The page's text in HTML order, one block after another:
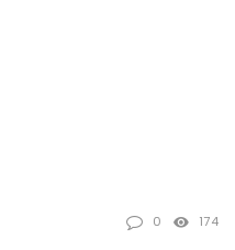
0 174